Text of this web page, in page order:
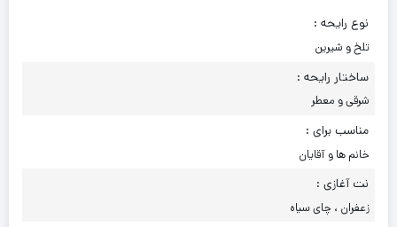
نوع رایحه :
تلخ و شیرین
ساختار رایحه :
شرقی و معطر
مناسب برای :
خانم ها و آقایان
نت آغازی :
زعفران ، چای سیاه